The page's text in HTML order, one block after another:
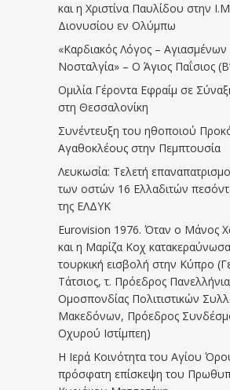
και η Χριστίνα Παυλίδου στην
Διονυσίου εν Ολύμπω
«Καρδιακός Λόγος –
Νοσταλγία» – Ο Άγιος Παΐσιος
Ομιλία Γέροντα Εφραίμ σε
στη Θεσσαλονίκη
Συνέντευξη του ηθοποιού
Αγαθοκλέους στην Πεμπτουσία
Λευκωσία: Τελετή
των οστών 16 Ελλαδιτών
της ΕΛΔΥΚ
Eurovision 1976. Όταν ο Μάνος
και η Μαρίζα Κοχ
τουρκική εισβολή στην Κύπρο
Τάτσιος, τ. Πρόεδρος
Ομοσπονδίας Πολιτιστικών
Μακεδόνων, Πρόεδρος
Οχυρού Ιστίμπεη)
Η Ιερά Κοινότητα του Αγίου
πρόσφατη επίσκεψη του